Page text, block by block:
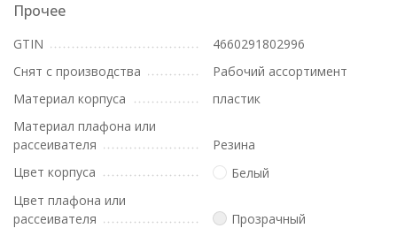
Прочее
GTIN
4660291802996
Снят с производства
Рабочий ассортимент
Материал корпуса
пластик
Материал плафона или
рассеивателя
Резина
Цвет корпуса
Белый
Цвет плафона или
рассеивателя
Прозрачный